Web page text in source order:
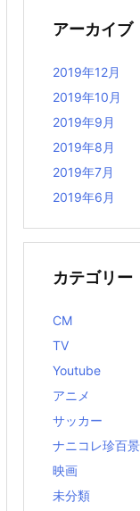
アーカイブ
2019年12月
2019年10月
2019年9月
2019年8月
2019年7月
2019年6月
カテゴリー
CM
TV
Youtube
アニメ
サッカー
ナニコレ珍百景
映画
未分類